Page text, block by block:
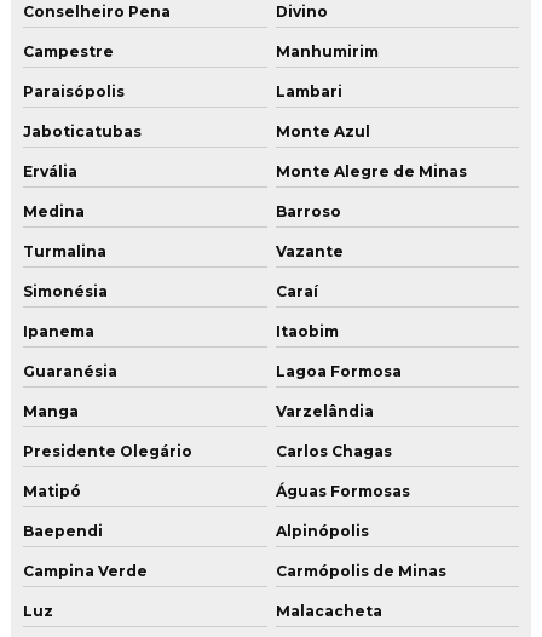
Conselheiro Pena Divino
Campestre Manhumirim
Paraisópolis Lambari
Jaboticatubas Monte Azul
Ervália Monte Alegre de Minas
Medina Barroso
Turmalina Vazante
Simonésia Caraí
Ipanema Itaobim
Guaranésia Lagoa Formosa
Manga Varzelândia
Presidente Olegário Carlos Chagas
Matipó Águas Formosas
Baependi Alpinópolis
Campina Verde Carmópolis de Minas
Luz Malacacheta